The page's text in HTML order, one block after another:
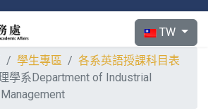
選擇你的語言
TW
學生專區
各系英語授課科目表
學系Department of Industrial